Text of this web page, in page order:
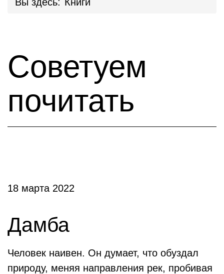
Советуем
почитать
18 марта 2022
Дамба
Человек наивен. Он думает, что обуздал
природу, меняя направления рек, пробивая